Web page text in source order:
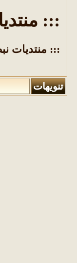
:::
::: منتديات
تنويهات